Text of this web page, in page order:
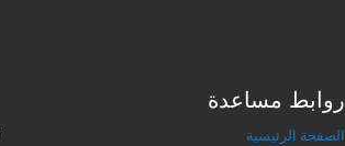
روابط مساعدة
الصفحة الرئيسية